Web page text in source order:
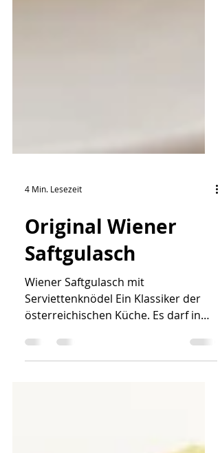
4 Min. Lesezeit
Original Wiener
Saftgulasch
Wiener Saftgulasch mit
österreichischen Küche. Es darf in
keinem Traditionslokal auf der
Unterschiede: Der Anteil Fleisch /